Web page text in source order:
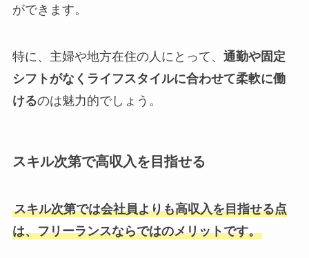
ができます。
特に、主婦や地方在住の人にとって、 通勤や固定
シフトがなくライフスタイルに合わせて柔軟に働
けるのは魅力的でしょう。
スキル次第で高収入を目指せる
スキル次第では会社員よりも高収入を目指せる点
は、フリーランスならではのメリットです。